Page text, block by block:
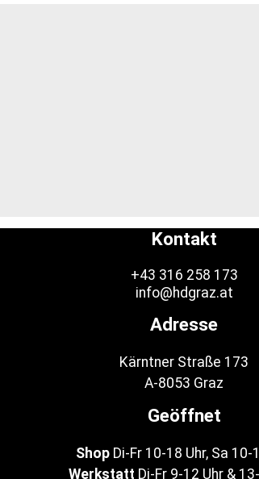
Kontakt
+43 316 258 173
info@hdgraz.at
Adresse
Kärntner Straße 173
A-8053 Graz
Geöffnet
ShopDi-Fr 10-18 Uhr, Sa 10-
Werkstatt Di-Fr 9-12 Uhr &